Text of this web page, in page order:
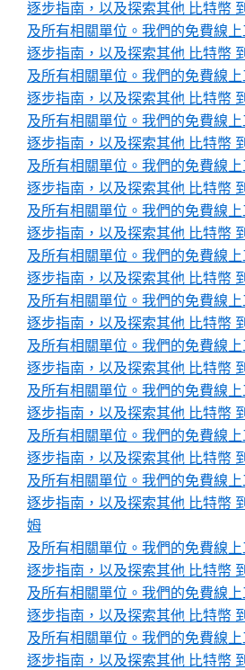
逐步指南，以及探索其他 比特幣
及所有相關單位。我們的免費線
逐步指南，以及探索其他 比特幣
及所有相關單位。我們的免費線
逐步指南，以及探索其他 比特幣
及所有相關單位。我們的免費線
逐步指南，以及探索其他 比特幣
及所有相關單位。我們的免費線
逐步指南，以及探索其他 比特幣
及所有相關單位。我們的免費線
逐步指南，以及探索其他 比特幣
及所有相關單位。我們的免費線
逐步指南，以及探索其他 比特幣
及所有相關單位。我們的免費線
逐步指南，以及探索其他 比特幣
及所有相關單位。我們的免費線
逐步指南，以及探索其他 比特幣
及所有相關單位。我們的免費線
逐步指南，以及探索其他 比特幣
及所有相關單位。我們的免費線
逐步指南，以及探索其他 比特幣
及所有相關單位。我們的免費線
逐步指南，以及探索其他 比特幣
姆
及所有相關單位。我們的免費線
逐步指南，以及探索其他 比特幣
及所有相關單位。我們的免費線
逐步指南，以及探索其他 比特幣
及所有相關單位。我們的免費線
逐步指南，以及探索其他 比特幣